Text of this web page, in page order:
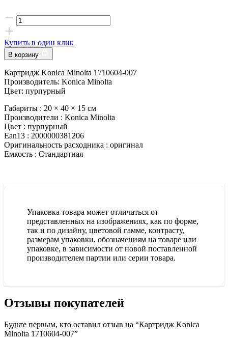
Купить в один клик
В корзину
Картридж Konica Minolta 1710604-007
Производитель: Konica Minolta
Цвет: пурпурный
Габариты : 20 × 40 × 15 см
Производители : Konica Minolta
Цвет : пурпурный
Ean13 : 2000000381206
Оригинальность расходника : оригинал
Емкость : Стандартная
Упаковка товара может отличаться от
представленных на изображениях, как по форме,
так и по дизайну, цветовой гамме, контрасту,
размерам упаковки, обозначениям на товаре или
упаковке, в зависимости от новой поставленной
производителем партии или серии товара.
Отзывы покупателей
Будьте первым, кто оставил отзыв на “Картридж Konica
Minolta 1710604-007”